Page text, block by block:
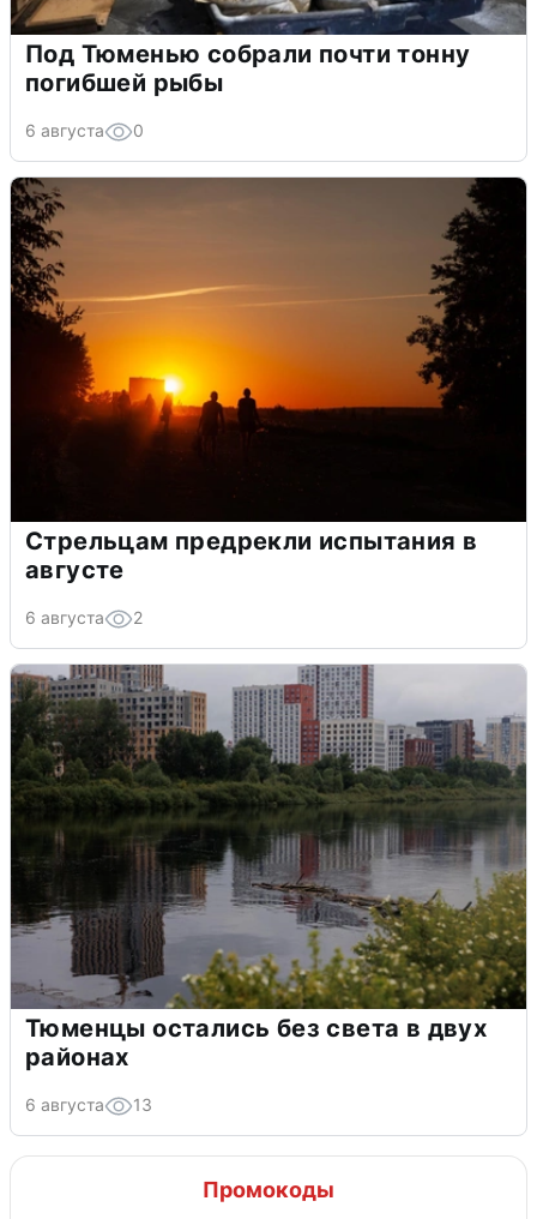
Под Тюменью собрали почти тонну
погибшей рыбы
6 августа 0
Стрельцам предрекли испытания в
августе
6 августа 2
Тюменцы остались без света в двух
районах
6 августа 13
Промокоды